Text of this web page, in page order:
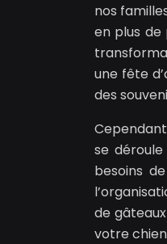
nos
en plus de
une fête
des
se
besoins
de
votre